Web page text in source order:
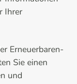
Ihrer
Erneuerbaren-
Sie einen
und